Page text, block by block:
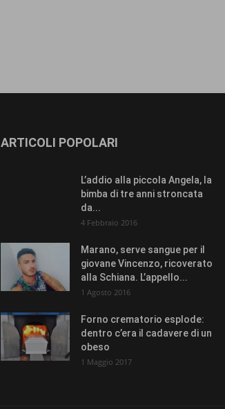
ARTICOLI POPOLARI
L’addio alla piccola Angela, la
bimba di tre anni stroncata
da...
4 Febbraio 2016
Marano, serve sangue per il
giovane Vincenzo, ricoverato
alla Schiana. L’appello...
1 Agosto 2016
Forno crematorio esplode:
dentro c’era il cadavere di un
obeso
1 Maggio 2017